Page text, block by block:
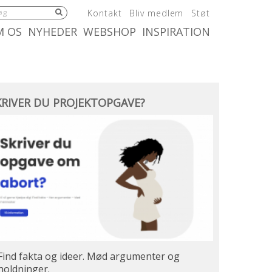
5.0:
Kontakt 6.0:
Bliv medlem 7.0:
Støt
OS 10.0:
NYHEDER 11.0:
WEBSHOP INSPIRATION
DU PROJEKTOPGAVE?
fakta og ideer. Mød argumenter og